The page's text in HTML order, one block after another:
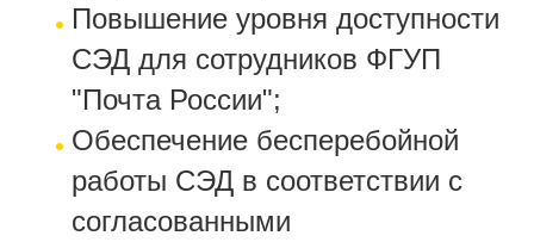
Повышение уровня доступности
СЭД для сотрудников ФГУП
"Почта России";
Обеспечение бесперебойной
работы СЭД в соответствии с
согласованными